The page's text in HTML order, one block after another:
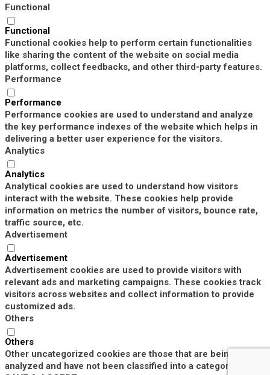
Functional
Functional
Functional cookies help to perform certain functionalities
like sharing the content of the website on social media
platforms, collect feedbacks, and other third-party features.
Performance
Performance
Performance cookies are used to understand and analyze
the key performance indexes of the website which helps in
delivering a better user experience for the visitors.
Analytics
Analytics
Analytical cookies are used to understand how visitors
interact with the website. These cookies help provide
information on metrics the number of visitors, bounce rate,
traffic source, etc.
Advertisement
Advertisement
Advertisement cookies are used to provide visitors with
relevant ads and marketing campaigns. These cookies track
visitors across websites and collect information to provide
customized ads.
Others
Others
Other uncategorized cookies are those that are being
analyzed and have not been classified into a category as yet.